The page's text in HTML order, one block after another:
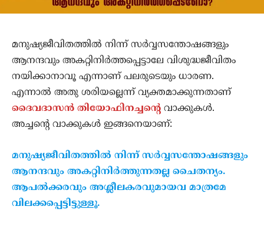
മനുഷ്യജീവിതത്തില്‍ നിന്ന് സര്‍വ്വസന്തോഷങ്ങളും
ആനന്ദവും അകറ്റിനിര്‍ത്തപ്പെട്ടാലേ വിശുദ്ധജീവിതം
നയിക്കാനാവൂ എന്നാണ് പലരുടെയും ധാരണ.
എന്നാല്‍ അതു ശരിയല്ലെന്ന് വ്യക്തമാക്കുന്നതാണ്
ദൈവദാസന്‍ തിയോഫിനച്ചന്റെ വാക്കുകള്‍.
അച്ചന്റെ വാക്കുകള്‍ ഇങ്ങനെയാണ്:
മനുഷ്യജീവിതത്തില്‍ നിന്ന് സര്‍വ്വസന്തോഷങ്ങളും
ആനന്ദവും അകറ്റിനിര്‍ത്തുന്നതല്ല ചൈതന്യം.
ആപല്‍ക്കരവും അശ്ലീലകരവുമായവ മാത്രമേ
വിലക്കപ്പെട്ടിട്ടുള്ളൂ.